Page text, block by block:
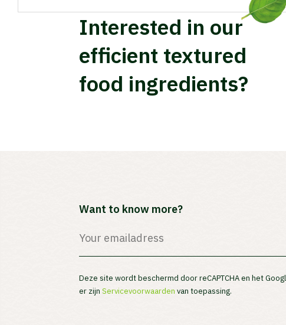
Waar
Interested in our
efficient textured
food ingredients?
Want to know more?
Deze site wordt beschermd door reCAPTCHA en het
er zijnServicevoorwaarden van toepassing.